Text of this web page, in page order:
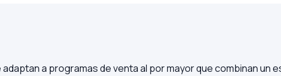
a programas de venta al por mayor que combinan un